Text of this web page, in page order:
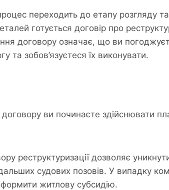
переходить до етапу розгляду
готується договір про
договору означає, що ви
та зобов’язуєтеся їх виконувати.
ви починаєте здійснювати
реструктуризації дозволяє
судових позовів. У випадку
житлову субсидію.